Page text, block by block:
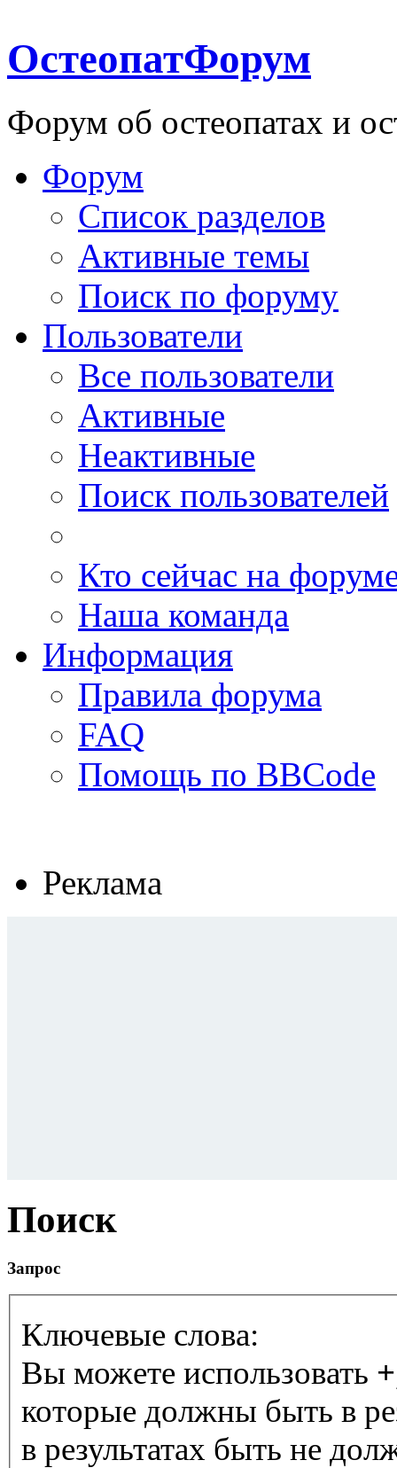
ОстеопатФорум
Форум об остеопатах и
Форум
Список разделов
Активные темы
Поиск по форуму
Пользователи
Все пользователи
Активные
Неактивные
Поиск пользователей
Кто сейчас на
Наша команда
Информация
Правила форума
FAQ
Помощь по BBCode
Реклама
Поиск
Запрос
Ключевые слова:
Вы можете использовать +
которые должны быть в
в результатах быть не